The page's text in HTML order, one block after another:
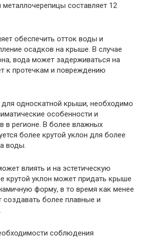
составляет 12
обеспечить отток воды и
осадков на крыше. В случае
вода может задерживаться на
к протечкам и повреждению
односкатной крыши, необходимо
особенности и
в регионе. В более влажных
более крутой уклон для более
воды.
влиять и на эстетическую
крутой уклон может придать крыше
форму, в то время как менее
создавать более плавные и
соблюдения